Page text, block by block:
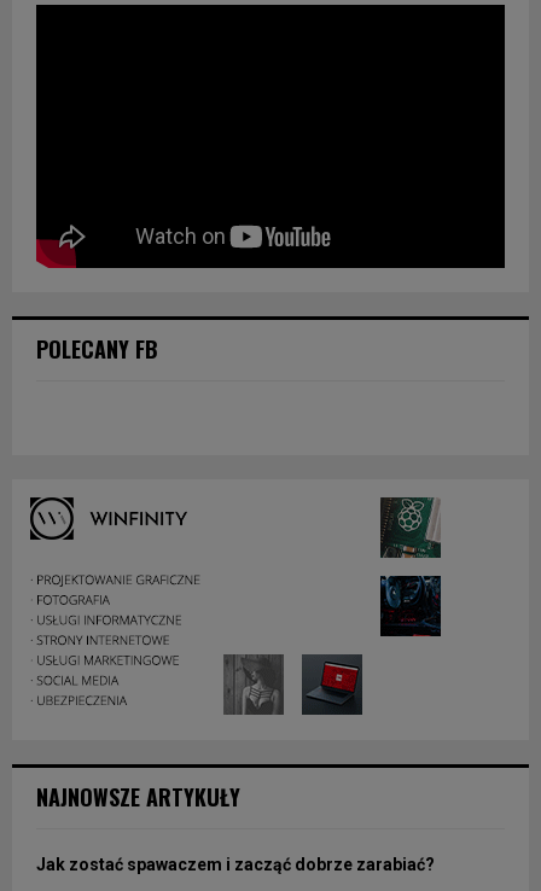
POLECANY FB
NAJNOWSZE ARTYKUŁY
Jak zostać spawaczem i zacząć dobrze zarabiać?